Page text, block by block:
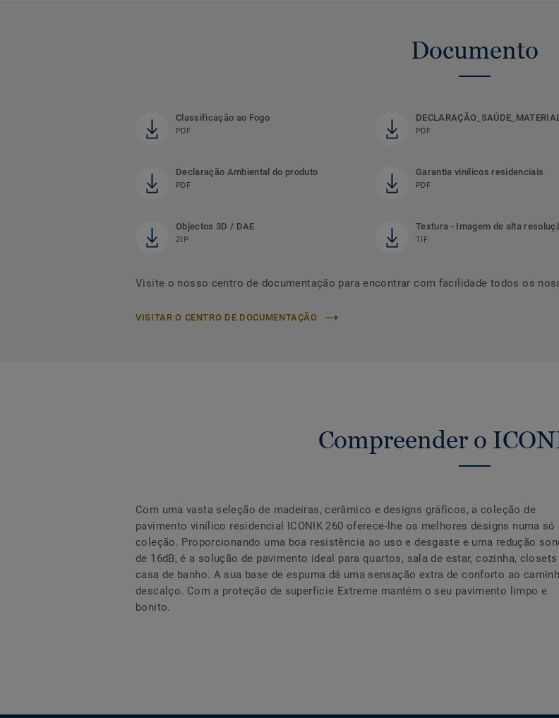
Documento
Classificação ao Fogo
PDF PDF
Declaração Ambiental do produto
PDF
Garantia vinilicos residenciais
PDF
Objectos 3D / DAE
ZIP
Textura - Imagem de alta
TIF
Visite o nosso centro de documentação para encontrar com facilidade todos os
VISITAR O CENTRO DE DOCUMENTAÇÃO
Compreender o
Com uma vasta seleção de madeiras, cerâmico e designs gráficos, a coleção de
pavimento vinílico residencial ICONIK 260 oferece-lhe os melhores designs numa só
coleção. Proporcionando uma boa resistência ao uso e desgaste e uma redução
de 16dB, é a solução de pavimento ideal para quartos, sala de estar, cozinha, closets
casa de banho. A sua base de espuma dá uma sensação extra de conforto ao
descalço. Com a proteção de superfície Extreme mantém o seu pavimento limpo e
bonito.